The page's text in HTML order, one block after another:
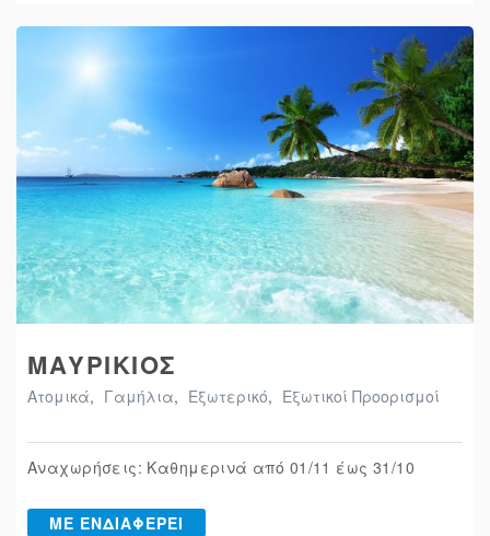
ΜΑΥΡΙΚΙΟΣ
Ατομικά, Γαμήλια, Εξωτερικό, Εξωτικοί Προορισμοί
Αναχωρήσεις: Καθημερινά από 01/11 έως 31/10
ΜΕ ΕΝΔΙΑΦΕΡΕΙ